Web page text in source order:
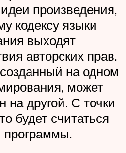
произведения,
кодексу языки
выходят
авторских прав.
на одном
может
на другой. С точки
будет считаться